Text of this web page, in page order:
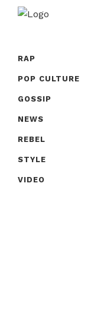
RAP
POP CULTURE
GOSSIP
NEWS
REBEL
STYLE
VIDEO